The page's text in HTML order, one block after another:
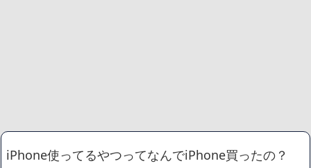
慌てて弟を連れて外へでる娘。不思議に思ってたらその衝撃の理由
が判明…！！！！
弟は元嫁のウワキが原因で離婚した。親権は泥沼の戦いの末弟が
iPhone使ってるやつってなんでiPhone買ったの？